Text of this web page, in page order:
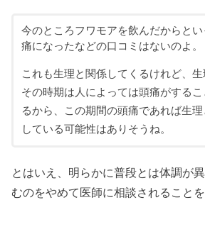
今のところフワモアを飲んだからと
痛になったなどの口コミはないのよ。
これも生理と関係してくるけれど、
その時期は人によっては頭痛がするこ
るから、この期間の頭痛であれば生
している可能性はありそうね。
とはいえ、明らかに普段とは体調が
むのをやめて医師に相談されること